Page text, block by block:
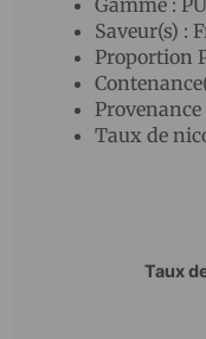
Gamme :
Saveur(s) :
Proportion
Provenance
Taux de
Taux